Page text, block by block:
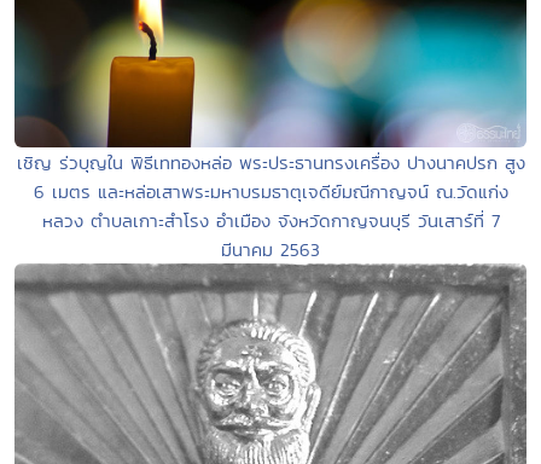
เชิญ ร่วบุญใน พิธีเททองหล่อ พระประธานทรงเครื่อง ปางนาคปรก สูง
6 เมตร และหล่อเสาพระมหาบรมธาตุเจดีย์มณีกาญจน์ ณ.วัดแก่ง
หลวง ตำบลเกาะสำโรง อำเมือง จังหวัดกาญจนบุรี วันเสาร์ที่ 7
มีนาคม 2563